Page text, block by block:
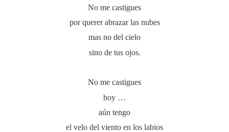
No me castigues
por querer abrazar las nubes
mas no del cielo
sino de tus ojos.
No me castigues
hoy …
aún tengo
el velo del viento en los labios